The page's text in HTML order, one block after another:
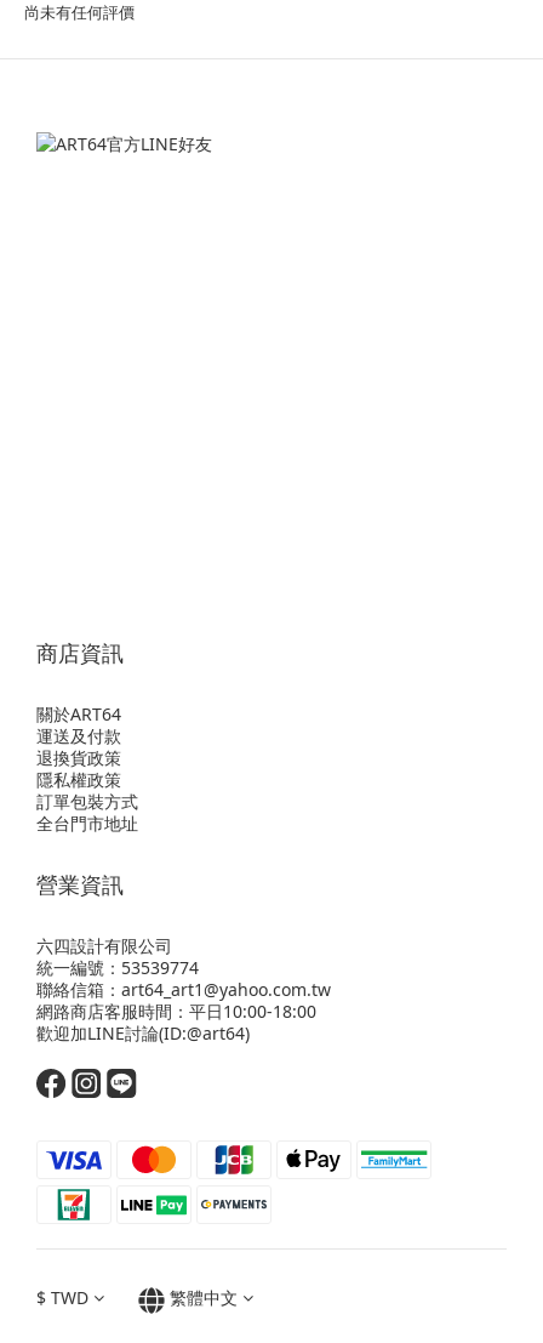
尚未有任何評價
商店資訊
關於ART64
運送及付款
退換貨政策
隱私權政策
訂單包裝方式
全台門市地址
營業資訊
六四設計有限公司
統一編號：53539774
聯絡信箱：art64_art1@yahoo.com.tw
網路商店客服時間：平日10:00-18:00
歡迎加LINE討論(ID:@art64)
$ TWD 繁體中文